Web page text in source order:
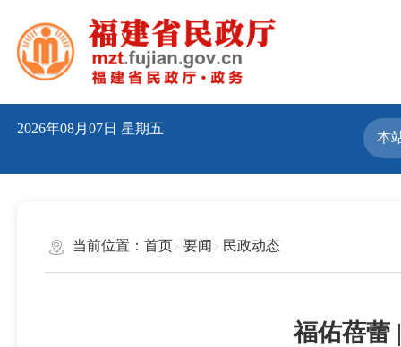
2026年08月07日 星期五
当前位置： 首页 要闻 民政动态
福佑蓓蕾